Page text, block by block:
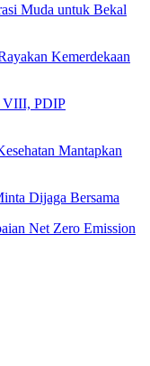
Muda untuk Bekal
Kemerdekaan
VIII, PDIP
Mantapkan
Dijaga Bersama
Net Zero Emission